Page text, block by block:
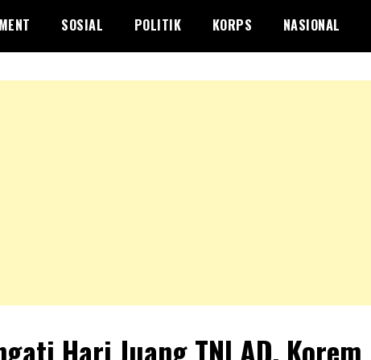
SOSIAL POLITIK KORPS NASIONAL
Hari Juang TNl AD, Korem